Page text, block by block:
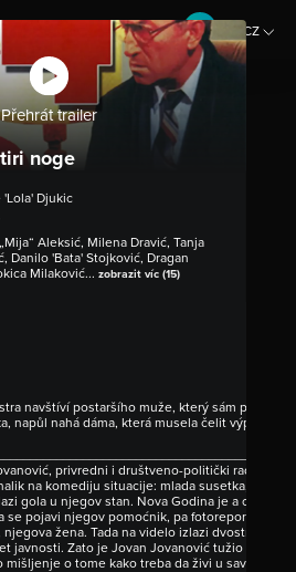
CZ
EN
Přehrát trailer
noge
'Lola' Djukic
Aleksić, Milena Dravić, Tanja
Danilo 'Bata' Stojković, Dragan
Milaković... zobrazit víc (15)
navštíví postaršího muže, který sám proti
napůl nahá dáma, která musela čelit výpadku
privredni i društveno-politički radnik,
na komediju situacije: mlada susetka, zbog
gola u njegov stan. Nova Godina je a on
se pojavi njegov pomoćnik, pa fotoreporter,
njegova žena. Tada na videlo izlazi dvostruki
javnosti. Zato je Jovan Jovanović tužio samog
mišljenje o tome kako treba da živi u